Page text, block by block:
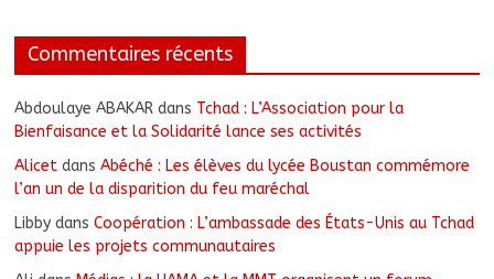
Commentaires récents
Abdoulaye ABAKAR dans Tchad : L’Association pour la
Bienfaisance et la Solidarité lance ses activités
Alicet dansAbéché : Les élèves du lycée Boustan commémore
l’an un de la disparition du feu maréchal
Libby dansCoopération : L’ambassade des États-Unis au Tchad
appuie les projets communautaires